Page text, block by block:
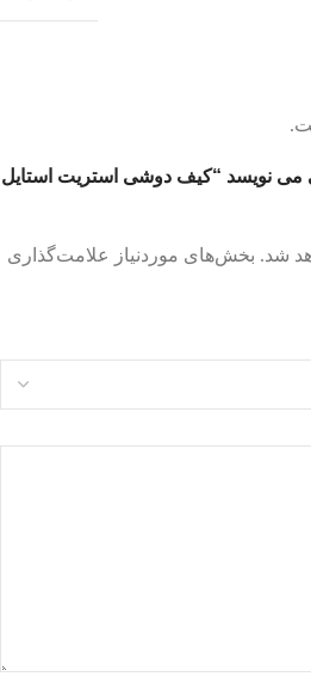
می نویسد “کیف دوشی استریت استایل
شد. بخش‌های موردنیاز علامت‌گذاری